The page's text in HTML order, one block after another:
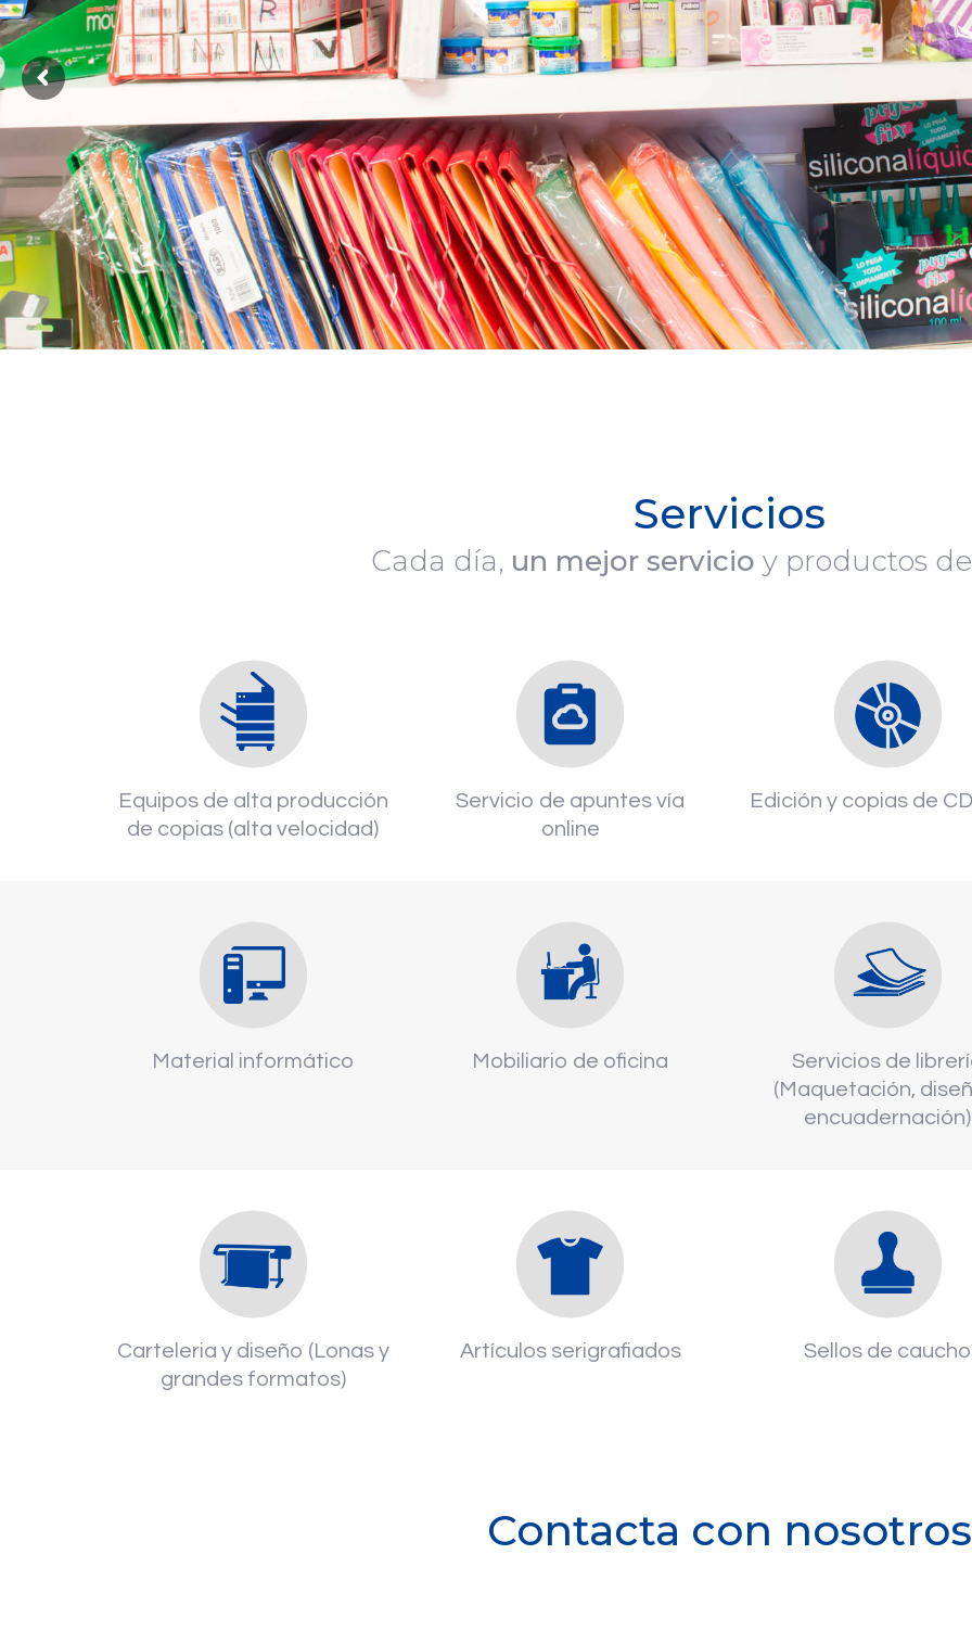
Servicios
Cada día, un mejor servicio y productos
Equipos de alta producción
de copias (alta velocidad)
Servicio de apuntes vía
online
Edición y copias de
Material informático Mobiliario de oficina
Servicios de
(Maquetación,
encuadernación)
Carteleria y diseño (Lonas y
grandes formatos)
Artículos serigrafiados Sellos de caucho
Contacta con nosotros